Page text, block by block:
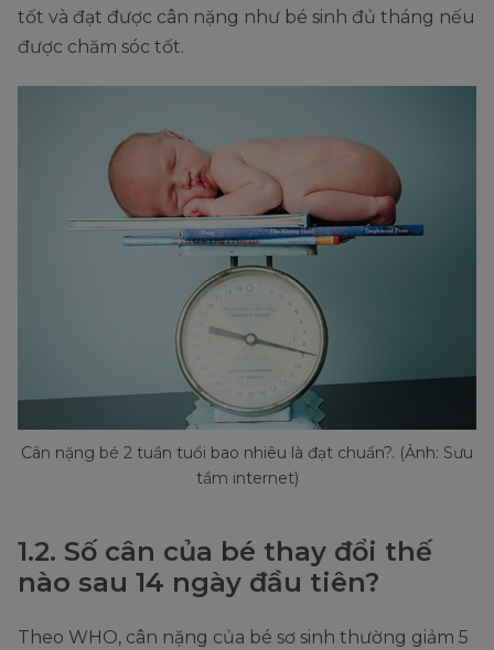
tốt và đạt được cân nặng như bé sinh đủ tháng nếu
được chăm sóc tốt.
Cân nặng bé 2 tuần tuổi bao nhiêu là đạt chuẩn?. (Ảnh: Sưu
tầm internet)
1.2. Số cân của bé thay đổi thế
nào sau 14 ngày đầu tiên?
Theo WHO, cân nặng của bé sơ sinh thường giảm 5